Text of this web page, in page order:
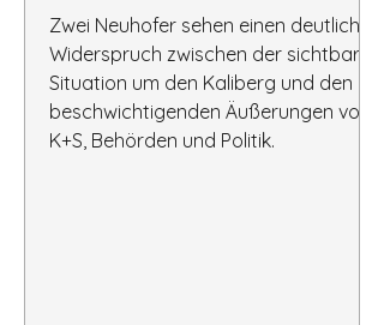
Zwei Neuhofer sehen einen deutlichen
Widerspruch zwischen der sichtbaren
Situation um den Kaliberg und den
beschwichtigenden Äußerungen von
K+S, Behörden und Politik.